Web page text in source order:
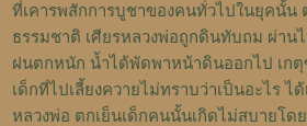
ที่เคารพสักการบูชาของคนทั่วไปในยุคนั้น
ธรรมชาติ เศียรหลวงพ่อถูกดินทับถม ผ่าน
ฝนตกหนัก น้ำได้พัดพาหน้าดินออกไป เกตุ
เด็กที่ไปเลี้ยงควายไม่ทราบว่าเป็นอะไร ไ
หลวงพ่อ ตกเย็นเด็กคนนั้นเกิดไม่สบายโด